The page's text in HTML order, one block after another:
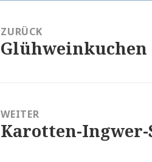
ZURÜCK
Vorheriger
Glühweinkuchen
WEITER
Nächster
Karotten-Ingwer-